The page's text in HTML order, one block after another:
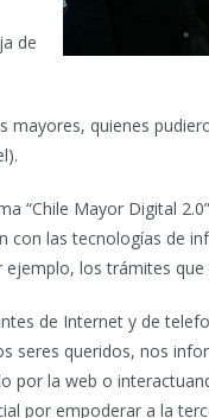
de
mayores, quienes
“Chile Mayor Digital
con las tecnologías de
los trámites que
de Internet y de
seres queridos, nos
la web o
por empoderar a la